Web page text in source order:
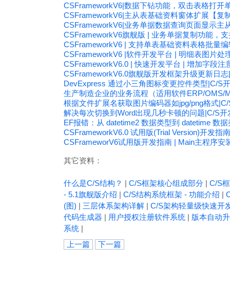
CSFrameworkV6|数据下钻功能，双击表格打开
CSFrameworkV6|主从表基础资料窗体扩展【复
CSFrameworkV6|业务单据数据查询页面显示主
CSFrameworkV6旗舰版 | 业务单据复制功能，
CSFrameworkV6 | 支持单表基础资料表格批量
CSFrameworkV6 |软件开发平台 | 明细表图片处
CSFrameworkV6.0 | 快速开发平台 | 增加字段注
CSFrameworkV6.0旗舰版开发框架升级更新日
DevExpress 通过小三角图标变更控件类型|C/S
生产制造企业的业务流程（适用软件ERP/OMS/
根据文件扩展名获取图片编码器如jpg/png格式
解决每次切换到Word出现几秒卡顿的问题|C/S开
EF报错：从 datetime2 数据类型到 datetime 数
CSFrameworkV6.0 试用版(Trial Version)开发指
CSFrameworV6试用版开发指南 | Main主程序
其它资料：
什么是C/S结构？ | C/S框架核心组成部分 | C/S
- 5.1旗舰版介绍 | C/S结构系统框架 - 功能介绍 |
(图) | 三层体系架构详解 | C/S架构轻量级快速开
代码生成器 | 用户授权注册软件系统 | 版本自动
系统 |
上一篇
下一篇